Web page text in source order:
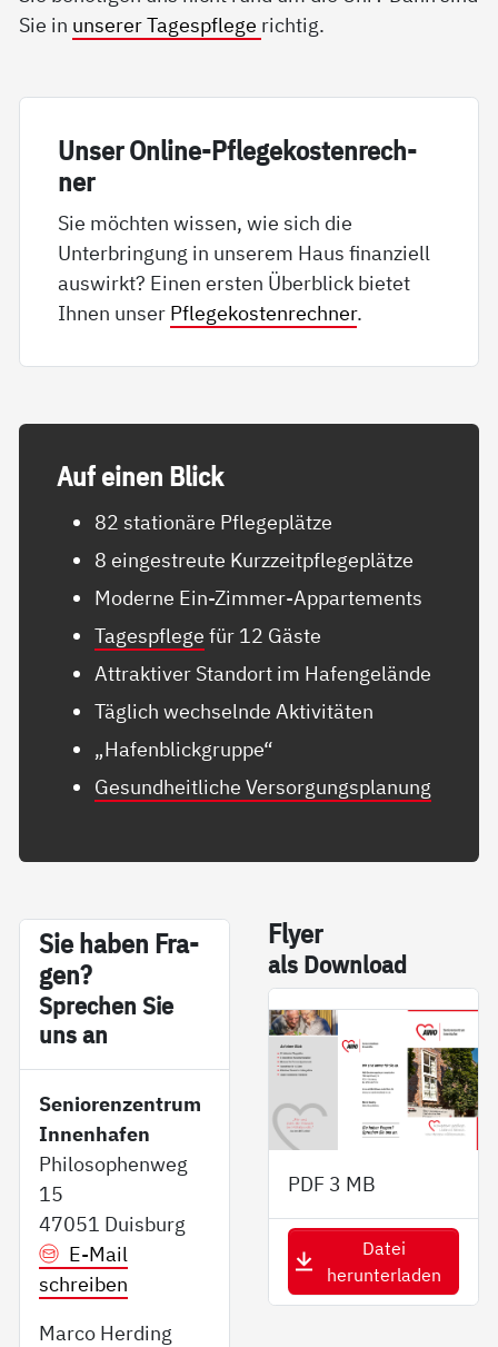
Sie in unserer Tagespflege richtig.
Un­ser On­li­ne-Pf­le­ge­kos­ten­rech­
ner
Sie möchten wissen, wie sich die
Unterbringung in unserem Haus finanziell
auswirkt? Einen ersten Überblick bietet
Ihnen unser Pflegekostenrechner.
Auf ei­nen Blick
82 stationäre Pflegeplätze
8 eingestreute Kurzzeitpflegeplätze
Moderne Ein-Zimmer-Appartements
Tagespflege für 12 Gäste
Attraktiver Standort im Hafengelände
Täglich wechselnde Aktivitäten
„Hafenblickgruppe“
Gesundheitliche Versorgungsplanung
Sie ha­ben Fra­
gen?
Sp­re­chen Sie
uns an
Seniorenzentrum
Innenhafen
Philosophenweg
15
47051 Duisburg
E-Mail
schreiben
Marco Herding
Fly­er
als Down­load
PDF 3 MB
Datei
herunterladen